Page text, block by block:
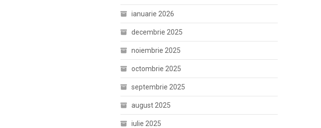
ianuarie 2026
decembrie 2025
noiembrie 2025
octombrie 2025
septembrie 2025
august 2025
iulie 2025